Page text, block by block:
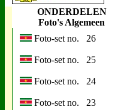
ONDERDELEN
Foto's Algemeen
Foto-set no. 26
Foto-set no. 25
Foto-set no. 24
Foto-set no. 23